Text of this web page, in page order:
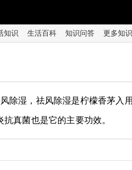
知识 生活百科 知识问答 更多知识
除湿，祛风除湿是柠檬香茅入
真菌也是它的主要功效。